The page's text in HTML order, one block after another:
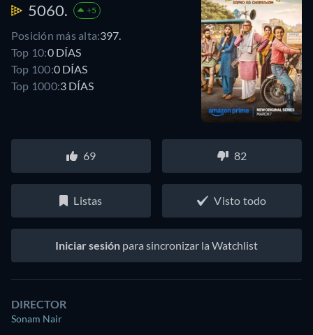
5060. +5
Posición más alta:397.
Top 10:0 DÍAS
Top 100:0 DÍAS
Top 1000:3 DÍAS
69 82
Listas Visto todo
Iniciar sesión para sincronizar la Watchlist
DIRECTOR
Sonam Nair